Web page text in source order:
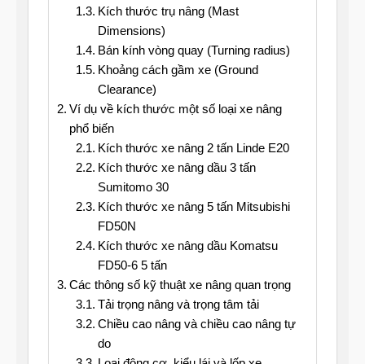
Kích thước trụ nâng (Mast
Dimensions)
Bán kính vòng quay (Turning radius)
Khoảng cách gầm xe (Ground
Clearance)
Ví dụ về kích thước một số loại xe nâng
phổ biến
Kích thước xe nâng 2 tấn Linde E20
Kích thước xe nâng dầu 3 tấn
Sumitomo 30
Kích thước xe nâng 5 tấn Mitsubishi
FD50N
Kích thước xe nâng dầu Komatsu
FD50-6 5 tấn
Các thông số kỹ thuật xe nâng quan trọng
Tải trọng nâng và trọng tâm tải
Chiều cao nâng và chiều cao nâng tự
do